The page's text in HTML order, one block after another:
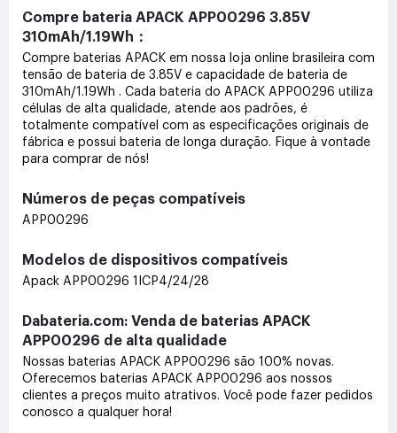
Compre bateria APACK APP00296 3.85V
310mAh/1.19Wh：
Compre baterias APACK em nossa loja online brasileira com
tensão de bateria de 3.85V e capacidade de bateria de
310mAh/1.19Wh . Cada bateria do APACK APP00296 utiliza
células de alta qualidade, atende aos padrões, é
totalmente compatível com as especificações originais de
fábrica e possui bateria de longa duração. Fique à vontade
para comprar de nós!
Números de peças compatíveis
APP00296
Modelos de dispositivos compatíveis
Apack APP00296 1ICP4/24/28
Dabateria.com: Venda de baterias APACK
APP00296 de alta qualidade
Nossas baterias APACK APP00296 são 100% novas.
Oferecemos baterias APACK APP00296 aos nossos
clientes a preços muito atrativos. Você pode fazer pedidos
conosco a qualquer hora!